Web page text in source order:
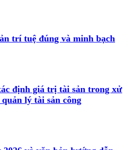
trí tuệ đúng và minh bạch
định giá trị tài sản trong xử
lý tài sản công